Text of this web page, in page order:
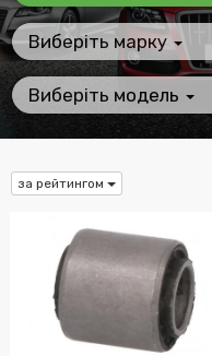
Виберіть марку
Виберіть модель
за рейтингом